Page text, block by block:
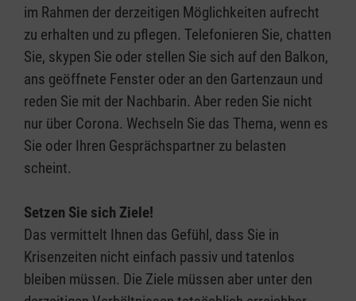
im Rahmen der derzeitigen Möglichkeiten aufrecht
zu erhalten und zu pflegen. Telefonieren Sie, chatten
Sie, skypen Sie oder stellen Sie sich auf den Balkon,
ans geöffnete Fenster oder an den Gartenzaun und
reden Sie mit der Nachbarin. Aber reden Sie nicht
nur über Corona. Wechseln Sie das Thema, wenn es
Sie oder Ihren Gesprächspartner zu belasten
scheint.
Setzen Sie sich Ziele!
Das vermittelt Ihnen das Gefühl, dass Sie in
Krisenzeiten nicht einfach passiv und tatenlos
bleiben müssen. Die Ziele müssen aber unter den